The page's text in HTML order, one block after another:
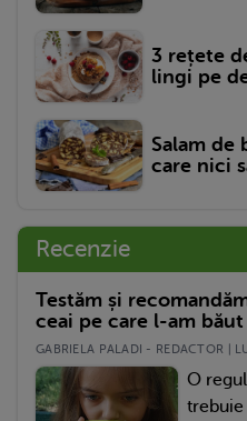
3 rețete
lingi pe
Salam de
care nici
Recenzie
Testăm și
ceai pe care l-am
GABRIELA PALADI - REDACTOR |
O
trebuie